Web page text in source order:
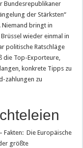
Bundesrepublikaner
der Stärksten“
Niemand bringt in
wieder einmal in
politische Ratschläge
die Top-Exporteure,
konkrete Tipps zu
zahlungen zu
Fakten: Die Europäische
größte